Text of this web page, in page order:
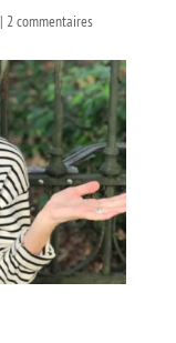
2 commentaires